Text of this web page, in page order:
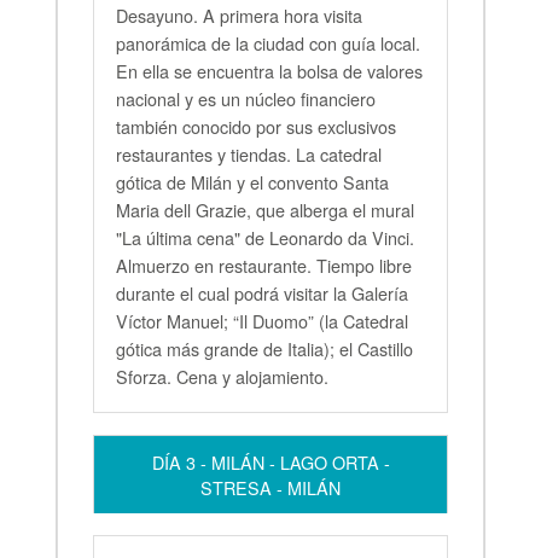
Desayuno. A primera hora visita
panorámica de la ciudad con guía local.
En ella se encuentra la bolsa de valores
nacional y es un núcleo financiero
también conocido por sus exclusivos
restaurantes y tiendas. La catedral
gótica de Milán y el convento Santa
Maria dell Grazie, que alberga el mural
"La última cena" de Leonardo da Vinci.
Almuerzo en restaurante. Tiempo libre
durante el cual podrá visitar la Galería
Víctor Manuel; “Il Duomo” (la Catedral
gótica más grande de Italia); el Castillo
Sforza. Cena y alojamiento.
DÍA 3 - MILÁN - LAGO ORTA -
STRESA - MILÁN